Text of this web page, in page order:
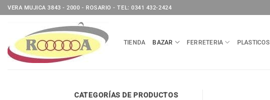
Saltar
al
VERA MUJICA 3843 - 2000 - ROSARIO - TEL: 0341 432-2424
TIENDA BAZAR FERRETERIA PLASTICOS
CATEGORÍAS DE PRODUCTOS